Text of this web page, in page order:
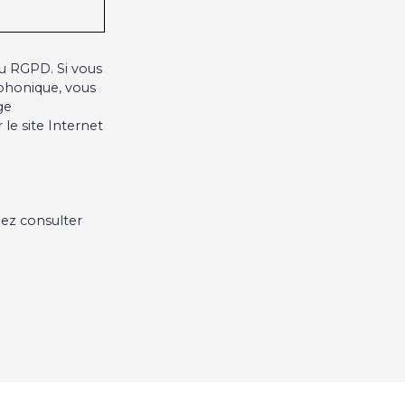
Si vous
vous
le site Internet
consulter